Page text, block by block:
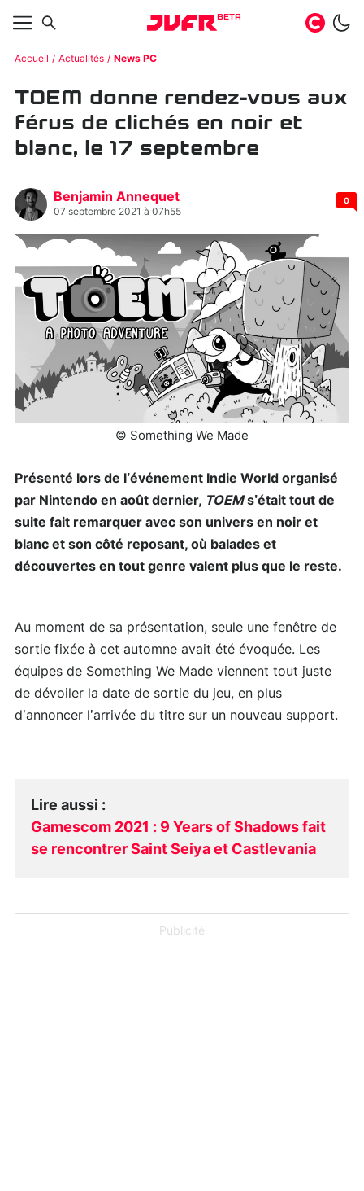
BETA
Accueil Actualités News PC
TOEM donne rendez-vous aux
férus de clichés en noir et
blanc, le 17 septembre
Benjamin Annequet
07 septembre 2021 à 07h55
0
© Something We Made
Présenté lors de l’événement Indie World organisé
par Nintendo en août dernier, TOEMs’était tout de
suite fait remarquer avec son univers en noir et
blanc et son côté reposant, où balades et
découvertes en tout genre valent plus que le reste.
Au moment de sa présentation, seule une fenêtre de
sortie fixée à cet automne avait été évoquée. Les
équipes de Something We Made viennent tout juste
de dévoiler la date de sortie du jeu, en plus
d’annoncer l’arrivée du titre sur un nouveau support.
Lire aussi :
Gamescom 2021 : 9 Years of Shadows fait
se rencontrer Saint Seiya et Castlevania
Publicité